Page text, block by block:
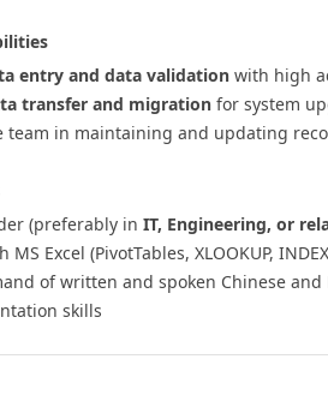
entry and data validation with high
transfer and migration for system
team in maintaining and updating
(preferably in IT, Engineering, or
Excel (PivotTables, XLOOKUP,
of written and spoken Chinese and
skills